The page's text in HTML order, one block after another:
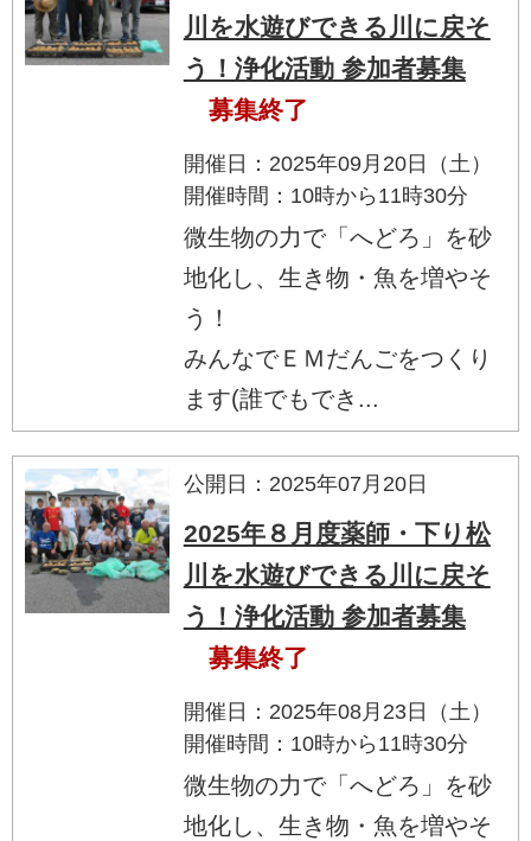
川を水遊びできる川に戻そ
う！浄化活動 参加者募集
募集終了
開催日：2025年09月20日（土）
開催時間：10時から11時30分
微生物の力で「へどろ」を砂
地化し、生き物・魚を増やそ
う！
みんなでＥＭだんごをつくり
ます(誰でもでき...
公開日：2025年07月20日
2025年８月度薬師・下り松
川を水遊びできる川に戻そ
う！浄化活動 参加者募集
募集終了
開催日：2025年08月23日（土）
開催時間：10時から11時30分
微生物の力で「へどろ」を砂
地化し、生き物・魚を増やそ